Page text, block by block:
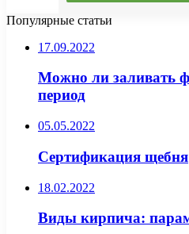
Популярные статьи
17.09.2022
Можно ли заливать
период
05.05.2022
Сертификация щебня
18.02.2022
Виды кирпича: